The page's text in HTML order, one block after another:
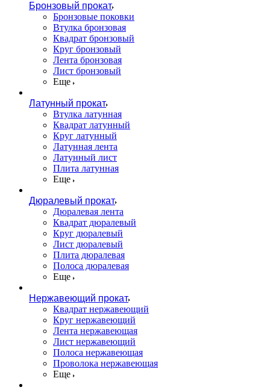
Бронзовый прокат
Бронзовые поковки
Втулка бронзовая
Квадрат бронзовый
Круг бронзовый
Лента бронзовая
Лист бронзовый
Еще
Латунный прокат
Втулка латунная
Квадрат латунный
Круг латунный
Латунная лента
Латунный лист
Плита латунная
Еще
Дюралевый прокат
Дюралевая лента
Квадрат дюралевый
Круг дюралевый
Лист дюралевый
Плита дюралевая
Полоса дюралевая
Еще
Нержавеющий прокат
Квадрат нержавеющий
Круг нержавеющий
Лента нержавеющая
Лист нержавеющий
Полоса нержавеющая
Проволока нержавеющая
Еще